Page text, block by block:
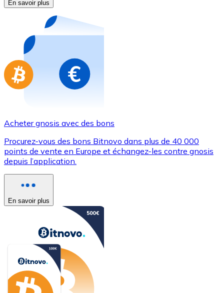
Nouveau
Achetez des cartes-cadeaux de vos marques
Aller à la boutique de cartes-cadeaux
En savoir plus
Acheter gnosis avec des bons
Procurez-vous des bons Bitnovo dans plus de 40 000
points de vente en Europe et échangez-les contre gnosis
depuis l’application.
En savoir plus